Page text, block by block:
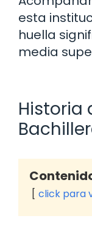
esta
huella
media
Historia
click para